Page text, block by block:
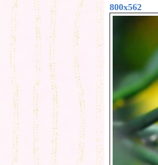
800x562